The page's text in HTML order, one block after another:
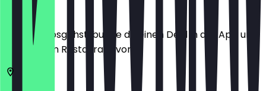
Bevor du losgehst, buche dir einen Deal in der App und
zeige ihn im Restaurant vor.